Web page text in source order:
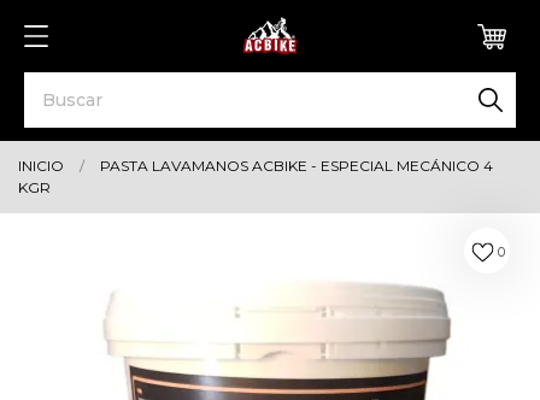
INICIO
PASTA LAVAMANOS ACBIKE - ESPECIAL MECÁNICO 4
KGR
0